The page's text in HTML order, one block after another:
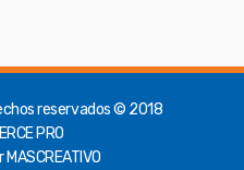
reservados © 2018
PRO
MASCREATIVO